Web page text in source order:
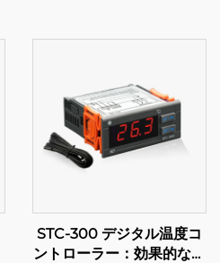
STC-300 デジタル温度コ
ントローラー：効果的な温